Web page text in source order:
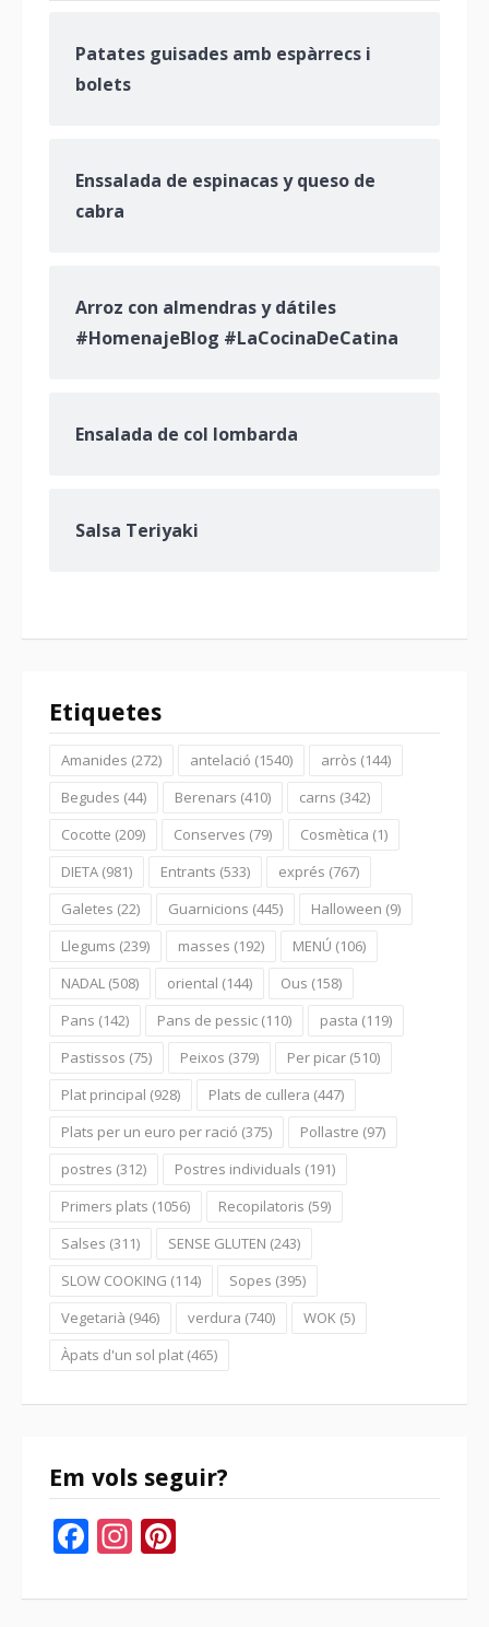
Patates guisades amb espàrrecs i
bolets
Enssalada de espinacas y queso de
cabra
Arroz con almendras y dátiles
#HomenajeBlog #LaCocinaDeCatina
Ensalada de col lombarda
Salsa Teriyaki
Etiquetes
Amanides (272) antelació (1540) arròs (144)
Begudes (44) Berenars (410) carns (342)
Cocotte (209) Conserves (79) Cosmètica (1)
DIETA (981) Entrants (533) exprés (767)
Galetes (22) Guarnicions (445) Halloween (9)
Llegums (239) masses (192) MENÚ (106)
NADAL (508) oriental (144) Ous (158)
Pans (142) Pans de pessic (110) pasta (119)
Pastissos (75) Peixos (379) Per picar (510)
Plat principal (928) Plats de cullera (447)
Plats per un euro per ració (375) Pollastre (97)
postres (312) Postres individuals (191)
Primers plats (1056) Recopilatoris (59)
Salses (311) SENSE GLUTEN (243)
SLOW COOKING (114) Sopes (395)
Vegetarià (946) verdura (740) WOK (5)
Àpats d'un sol plat (465)
Em vols seguir?
Facebook
Instagram